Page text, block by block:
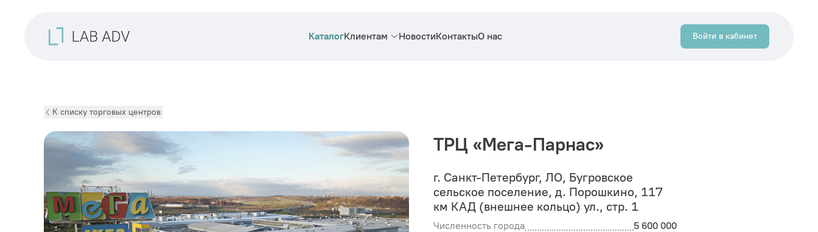
КаталогКлиентам НовостиКонтактыО нас Войти в кабинет
К списку торговых центров
ТРЦ «Мега-Парнас»
г. Санкт-Петербург, ЛО, Бугровское
сельское поселение, д. Порошкино, 117
км КАД (внешнее кольцо) ул., стр. 1
Численность города 5 600 000